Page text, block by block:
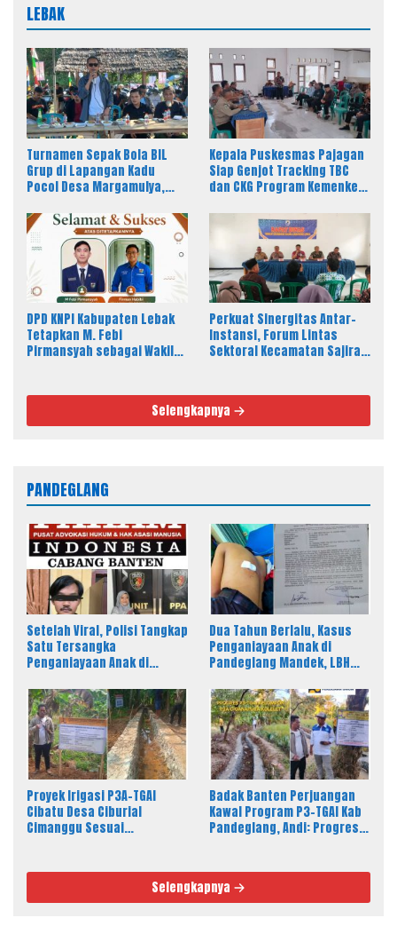
LEBAK
Turnamen Sepak Bola BIL
Grup di Lapangan Kadu
Pocol Desa Margamulya,
Jayabaya
Kepala Puskesmas Pajagan
Siap Genjot Tracking TBC
dan CKG Program Kemenkes
DPD KNPI Kabupaten Lebak
Tetapkan M. Febi
Pirmansyah sebagai Wakil
Perkuat Sinergitas Antar-
Instansi, Forum Lintas
Sektoral Kecamatan Sajira
Selengkapnya
PANDEGLANG
Setelah Viral, Polisi Tangkap
Satu Tersangka
Penganiayaan Anak di
Banten Desak 4 Tersangka
Lain Segera Diproses
Dua Tahun Berlalu, Kasus
Penganiayaan Anak di
Pandeglang Mandek, LBH
Pelaku
Proyek Irigasi P3A-TGAI
Cibatu Desa Ciburial
Cimanggu Sesuai
Badak Banten Perjuangan
Kawal Program P3-TGAI Kab
Pandeglang, Andi: Progres
Selengkapnya